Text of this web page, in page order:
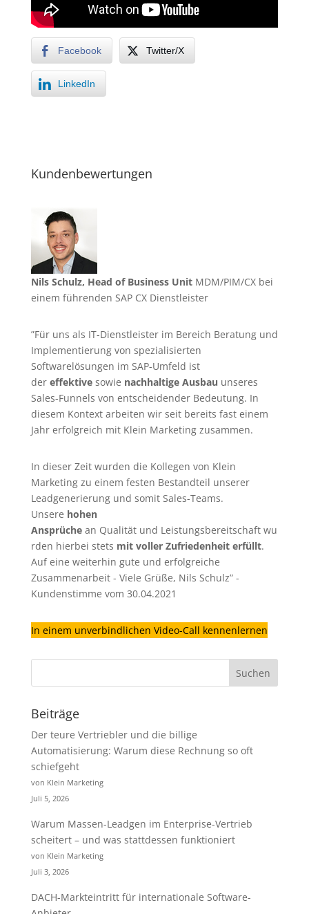
Facebook Twitter/X
LinkedIn
Kundenbewertungen
Nils Schulz, Head of Business UnitMDM/PIM/CX bei
einem führenden SAP CX Dienstleister
”Für uns als IT-Dienstleister im Bereich Beratung und
Implementierung von spezialisierten
Softwarelösungen im SAP-Umfeld ist
der effektive sowie nachhaltige Ausbau unseres
Sales-Funnels von entscheidender Bedeutung. In
diesem Kontext arbeiten wir seit bereits fast einem
Jahr erfolgreich mit Klein Marketing zusammen.
In dieser Zeit wurden die Kollegen von Klein
Marketing zu einem festen Bestandteil unserer
Leadgenerierungund somit Sales-Teams.
Unsere hohen
Ansprüchean Qualität und Leistungsbereitschaft wu
rden hierbei stets mit voller Zufriedenheit erfüllt.
Auf eine weiterhin gute und erfolgreiche
Zusammenarbeit - Viele Grüße, Nils Schulz” -
Kundenstimme vom 30.04.2021
In einem unverbindlichen Video-Call kennenlernen
Beiträge
Der teure Vertriebler und die billige
Automatisierung: Warum diese Rechnung so oft
schiefgeht
von Klein Marketing
Juli 5, 2026
Warum Massen-Leadgen im Enterprise-Vertrieb
scheitert – und was stattdessen funktioniert
von Klein Marketing
Juli 3, 2026
DACH-Markteintritt für internationale Software-